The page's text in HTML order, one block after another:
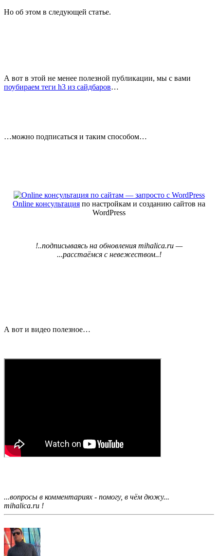
Но об этом в следующей статье.
А вот в этой не менее полезной публикации, мы с вами
поубираем теги h3 из сайдбаров…
…можно подписаться и таким способом…
Online консультация по настройкам и созданию сайтов на
WordPress
!..подписываясь на обновления mihalica.ru —
...расстаёмся с невежеством..!
А вот и видео полезное…
...вопросы в комментариях - помогу, в чём дюжу...
mihalica.ru !